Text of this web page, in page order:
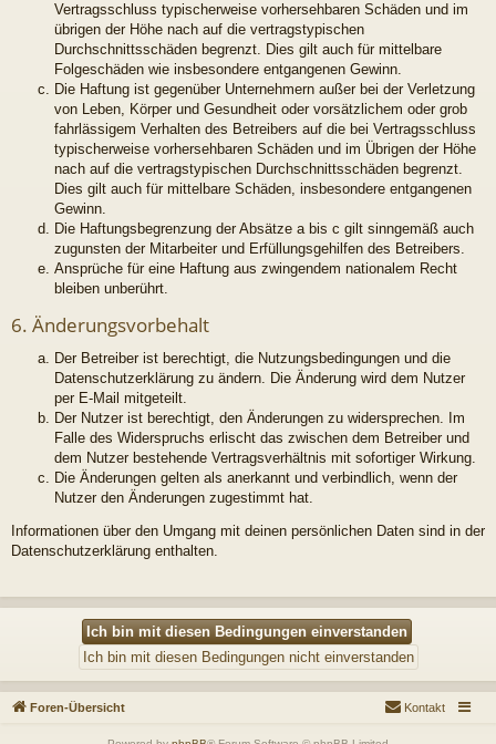
Vertragsschluss typischerweise vorhersehbaren Schäden und im
übrigen der Höhe nach auf die vertragstypischen
Durchschnittsschäden begrenzt. Dies gilt auch für mittelbare
Folgeschäden wie insbesondere entgangenen Gewinn.
Die Haftung ist gegenüber Unternehmern außer bei der Verletzung
von Leben, Körper und Gesundheit oder vorsätzlichem oder grob
fahrlässigem Verhalten des Betreibers auf die bei Vertragsschluss
typischerweise vorhersehbaren Schäden und im Übrigen der Höhe
nach auf die vertragstypischen Durchschnittsschäden begrenzt.
Dies gilt auch für mittelbare Schäden, insbesondere entgangenen
Gewinn.
Die Haftungsbegrenzung der Absätze a bis c gilt sinngemäß auch
zugunsten der Mitarbeiter und Erfüllungsgehilfen des Betreibers.
Ansprüche für eine Haftung aus zwingendem nationalem Recht
bleiben unberührt.
6. Änderungsvorbehalt
Der Betreiber ist berechtigt, die Nutzungsbedingungen und die
Datenschutzerklärung zu ändern. Die Änderung wird dem Nutzer
per E-Mail mitgeteilt.
Der Nutzer ist berechtigt, den Änderungen zu widersprechen. Im
Falle des Widerspruchs erlischt das zwischen dem Betreiber und
dem Nutzer bestehende Vertragsverhältnis mit sofortiger Wirkung.
Die Änderungen gelten als anerkannt und verbindlich, wenn der
Nutzer den Änderungen zugestimmt hat.
Informationen über den Umgang mit deinen persönlichen Daten sind in der
Datenschutzerklärung enthalten.
Foren-Übersicht Kontakt